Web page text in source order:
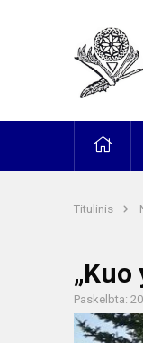
Titulinis
Paskelbta: